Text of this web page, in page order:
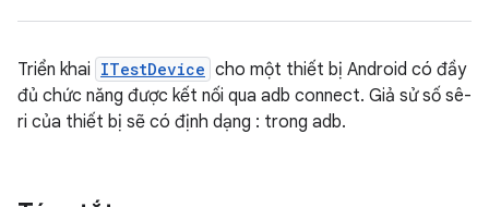
Triển khai ITestDevice cho một thiết bị Android có đầy
đủ chức năng được kết nối qua adb connect. Giả sử số sê-
ri của thiết bị sẽ có định dạng : trong adb.